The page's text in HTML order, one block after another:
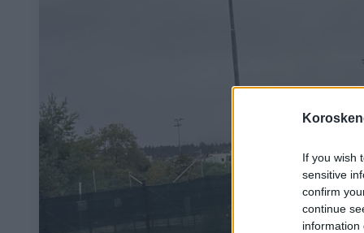
If you wish
sensitive
confirm
continue
information